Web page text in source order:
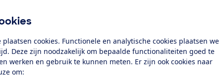
plaatsen cookies. Functionele en analytische cookies plaatsen we
Deze zijn noodzakelijk om bepaalde functionaliteiten goed te
werken en gebruik te kunnen meten. Er zijn ook cookies naar
om:
Word lid
Al lid? Log in